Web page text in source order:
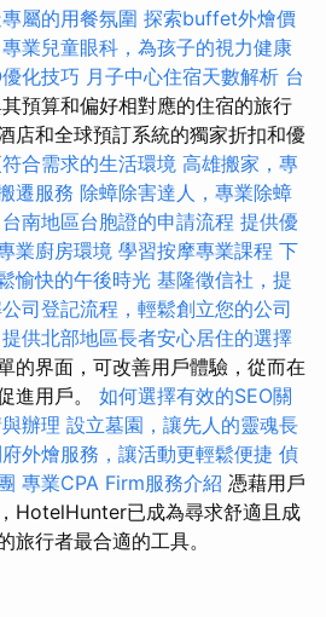
屬的用餐氛圍 探索buffet外燴價
專業兒童眼科，為孩子的視力健康
化技巧 月子中心住宿天數解析 台
預算和偏好相對應的住宿的旅行
店和全球預訂系統的獨家折扣和優
合需求的生活環境 高雄搬家，專
遷服務 除蟑除害達人，專業除蟑
台南地區台胞證的申請流程 提供優
業廚房環境 學習按摩專業課程 下
愉快的午後時光 基隆徵信社，提
司登記流程，輕鬆創立您的公司
供北部地區長者安心居住的選擇
的界面，可改善用戶體驗，從而在
進用戶。 如何選擇有效的SEO關
辦理 設立墓園，讓先人的靈魂長
外燴服務，讓活動更輕鬆便捷 偵
專業CPA Firm服務介紹 憑藉用戶
HotelHunter已成為尋求舒適且成
旅行者最合適的工具。